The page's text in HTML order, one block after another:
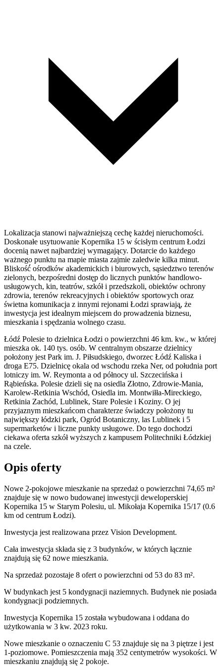
Lokalizacja stanowi najważniejszą cechę każdej nieruchomości.
Doskonałe usytuowanie Kopernika 15 w ścisłym centrum Łodzi
docenią nawet najbardziej wymagający. Dotarcie do każdego
ważnego punktu na mapie miasta zajmie zaledwie kilka minut.
Bliskość́ ośrodków akademickich i biurowych, sąsiedztwo terenów
zielonych, bezpośredni dostęp do licznych punktów handlowo-
usługowych, kin, teatrów, szkół i przedszkoli, obiektów ochrony
zdrowia, terenów rekreacyjnych i obiektów sportowych oraz
świetna komunikacja z innymi rejonami Łodzi sprawiają̨, że
inwestycja jest idealnym miejscem do prowadzenia biznesu,
mieszkania i spędzania wolnego czasu.
Łódź Polesie to dzielnica Łodzi o powierzchni 46 km. kw., w której
mieszka ok. 140 tys. osób. W centralnym obszarze dzielnicy
położony jest Park im. J. Piłsudskiego, dworzec Łódź Kaliska i
droga E75. Dzielnicę okala od wschodu rzeka Ner, od południa port
lotniczy im. W. Reymonta a od północy ul. Szczecińska i
Rąbieńska. Polesie dzieli się na osiedla Złotno, Zdrowie-Mania,
Karolew-Retkinia Wschód, Osiedla im. Montwiłła-Mireckiego,
Retkinia Zachód, Lublinek, Stare Polesie i Koziny. O jej
przyjaznym mieszkańcom charakterze świadczy położony tu
największy łódzki park, Ogród Botaniczny, las Lublinek i 5
supermarketów i liczne punkty usługowe. Do tego dochodzi
ciekawa oferta szkół wyższych z kampusem Politechniki Łódzkiej
na czele.
Opis oferty
Nowe 2-pokojowe mieszkanie na sprzedaż o powierzchni 74,65 m²
znajduje się w nowo budowanej inwestycji deweloperskiej
Kopernika 15 w Starym Polesiu, ul. Mikołaja Kopernika 15/17 (0.6
km od centrum Łodzi).
Inwestycja jest realizowana przez Vision Development.
Cała inwestycja składa się z 3 budynków, w których łącznie
znajdują się 62 nowe mieszkania.
Na sprzedaż pozostaje 8 ofert o powierzchni od 53 do 83 m².
W budynkach jest 5 kondygnacji naziemnych. Budynek nie posiada
kondygnacji podziemnych.
Inwestycja Kopernika 15 została wybudowana i oddana do
użytkowania w 3 kw. 2023 roku.
Nowe mieszkanie o oznaczeniu C 53 znajduje się na 3 piętrze i jest
1-poziomowe. Pomieszczenia mają 352 centymetrów wysokości. W
mieszkaniu znajdują się 2 pokoje.